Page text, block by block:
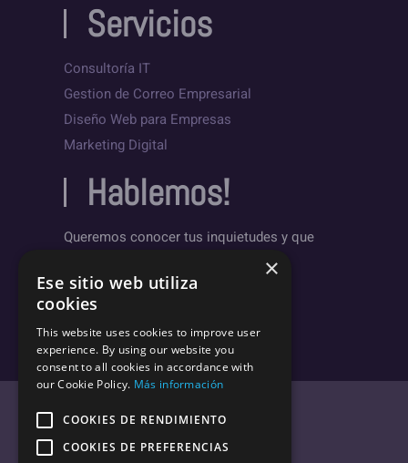
Servicios
Consultoría IT
Gestion de Correo Empresarial
Diseño Web para Empresas
Marketing Digital
Hablemos!
Queremos conocer tus inquietudes y que
sepas un poco más sobre nosotros.
×
Ese sitio web utiliza
cookies
This website uses cookies to improve user
experience. By using our website you
consent to all cookies in accordance with
our Cookie Policy. Más información
COOKIES DE RENDIMIENTO
COOKIES DE PREFERENCIAS